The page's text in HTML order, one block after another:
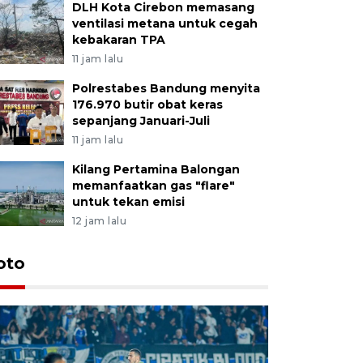
DLH Kota Cirebon memasang
ventilasi metana untuk cegah
kebakaran TPA
11 jam lalu
Polrestabes Bandung menyita
176.970 butir obat keras
sepanjang Januari-Juli
11 jam lalu
Kilang Pertamina Balongan
memanfaatkan gas "flare"
untuk tekan emisi
12 jam lalu